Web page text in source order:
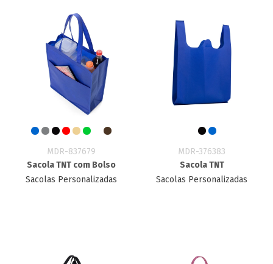
MDR-837679
Sacola TNT com Bolso
Sacolas Personalizadas
MDR-376383
Sacola TNT
Sacolas Personalizadas